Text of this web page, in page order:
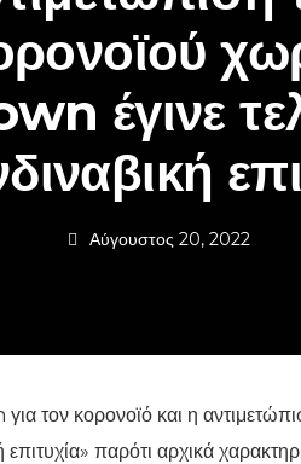
έγινε
Αύγουστος 20, 2022
τον κορονοϊό και η
επιτυχία» παρότι αρχικά